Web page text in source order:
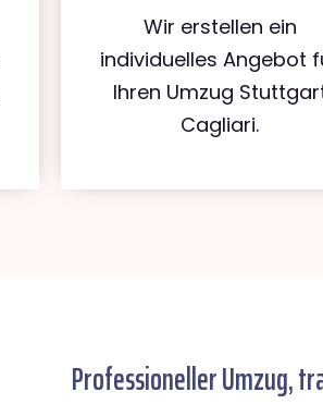
Wir erstellen ein
individuelles Angebot
Ihren Umzug
Cagliari.
Professioneller Umzug,